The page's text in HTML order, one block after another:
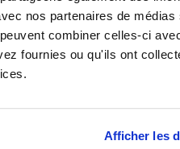
nos partenaires de médias
combiner celles-ci
fournies ou qu'ils ont
Afficher les
les particuliers
tireuses à bière bénéficient
D’abord, la
à installer et à utiliser. Un
fourni, et certains